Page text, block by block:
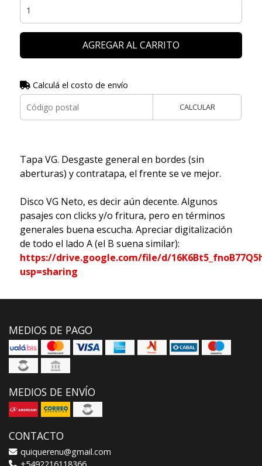
AGREGAR AL CARRITO
Calculá el costo de envío
CALCULAR
Tapa VG. Desgaste general en bordes (sin
aberturas) y contratapa, el frente se ve mejor.
Disco VG Neto, es decir aún decente. Algunos
pasajes con clicks y/o fritura, pero en términos
generales buena escucha. Apreciar digitalización
de todo el lado A (el B suena similar):
https://drive.google.com/file/d/
usp=sharing
MEDIOS DE PAGO
MEDIOS DE ENVÍO
CONTACTO
quiquerenu@gmail.com
+5492216118366